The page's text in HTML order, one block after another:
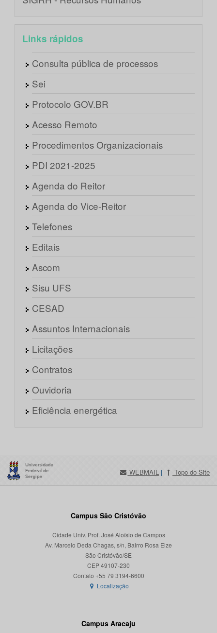
Links rápidos
Consulta pública de processos
Sei
Protocolo GOV.BR
Acesso Remoto
Procedimentos Organizacionais
PDI 2021-2025
Agenda do Reitor
Agenda do Vice-Reitor
Telefones
Editais
Ascom
Sisu UFS
CESAD
Assuntos Internacionais
Licitações
Contratos
Ouvidoria
Eficiência energética
WEBMAIL | Topo do Site
Campus São Cristóvão
Cidade Univ. Prof. José Aloísio de Campos
Av. Marcelo Deda Chagas, s/n, Bairro Rosa Elze
São Cristóvão/SE
CEP 49107-230
Localização
Campus Aracaju